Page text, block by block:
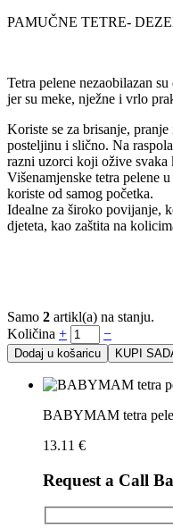
PAMUČNE TETRE-
Tetra pelene nezaobilazan
jer su meke, nježne i vrlo
Koriste se za brisanje,
posteljinu i slično. Na
razni uzorci koji ožive
Višenamjenske tetra pelene
koriste od samog početka.
Idealne za široko povijanje,
djeteta, kao zaštita na
Samo 2 artikl(a) na stanju.
Količina + −
Dodaj u košaricu KUPI
BABYMAM tetra
13.11 €
Request a Call